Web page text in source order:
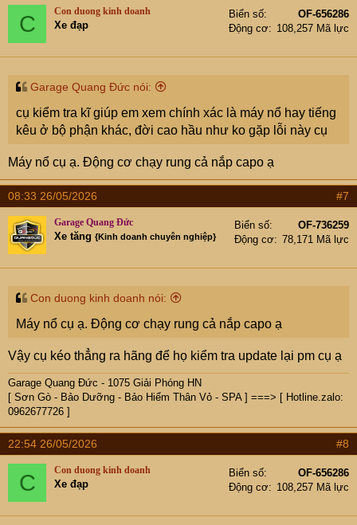
C Con duong kinh doanh
Xe đạp
Biển số
OF-656286
Động cơ
108,257 Mã lực
Garage Quang Đức nói:
cụ kiểm tra kĩ giúp em xem chính xác là máy nổ hay tiếng
kêu ở bộ phận khác, đời cao hầu như ko gặp lỗi này cụ
Máy nổ cụ ạ. Động cơ chạy rung cả nắp capo ạ
08:33 26/05/2026 #7
Garage Quang Đức
Xe tăng {Kinh doanh chuyên nghiệp}
Biển số
OF-736259
Động cơ
78,171 Mã lực
Con duong kinh doanh nói:
Máy nổ cụ ạ. Động cơ chạy rung cả nắp capo ạ
Vậy cụ kéo thẳng ra hãng để họ kiểm tra update lại pm cụ ạ
Garage Quang Đức - 1075 Giải Phóng HN
[ Sơn Gò - Bảo Dưỡng - Bảo Hiểm Thân Vỏ - SPA ] ===> [ Hotline.zalo:
0962677726 ]
22:54 26/05/2026 #8
C Con duong kinh doanh
Xe đạp
Biển số
OF-656286
Động cơ
108,257 Mã lực